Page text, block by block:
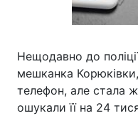
Нещодавно до
мешканка
телефон, але стала
ошукали її на 24